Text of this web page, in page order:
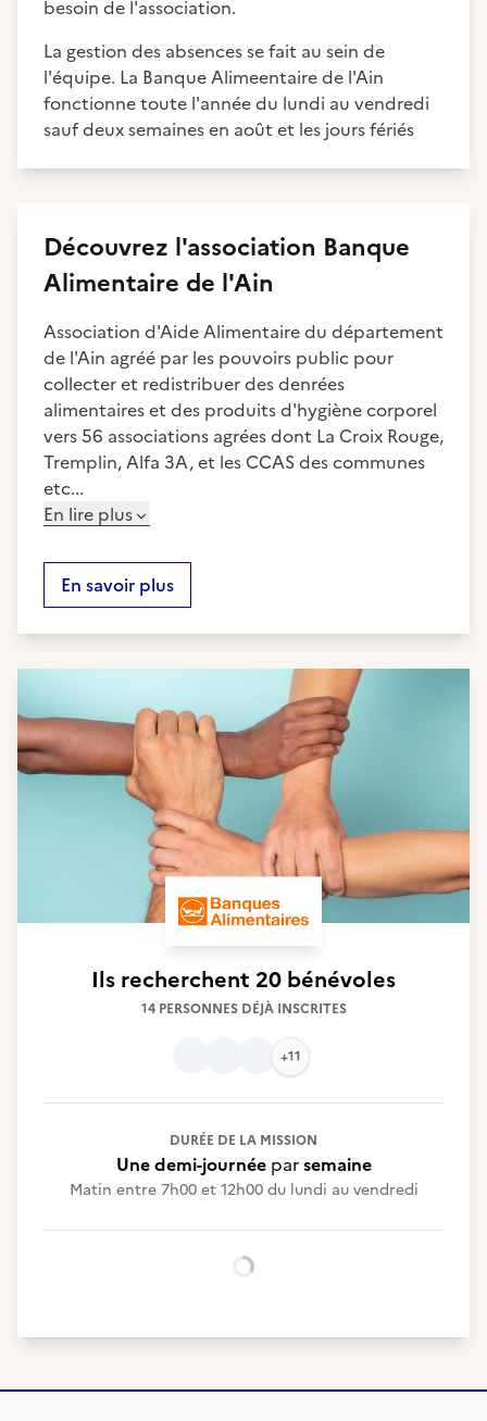
besoin de l'association.
La gestion des absences se fait au sein de
l'équipe. La Banque Alimeentaire de l'Ain
fonctionne toute l'année du lundi au vendredi
sauf deux semaines en août et les jours fériés
Découvrez l'association Banque
Alimentaire de l'Ain
Association d'Aide Alimentaire du département
de l'Ain agréé par les pouvoirs public pour
collecter et redistribuer des denrées
alimentaires et des produits d'hygiène corporel
vers 56 associations agrées dont La Croix Rouge,
Tremplin, Alfa 3A, et les CCAS des communes
etc...
En lire plus
En savoir plus
Ils recherchent 20 bénévoles
14 PERSONNES DÉJÀ INSCRITES
+11
DURÉE DE LA MISSION
Une demi-journéeparsemaine
Matin entre 7h00 et 12h00 du lundi au vendredi
Chargement...